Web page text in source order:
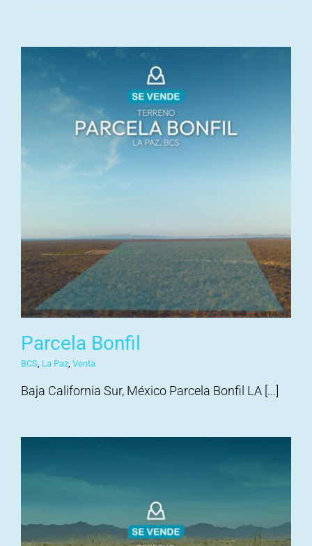
Parcela Bonfil
BCS, La Paz, Venta
Baja California Sur, México Parcela Bonfil LA [...]